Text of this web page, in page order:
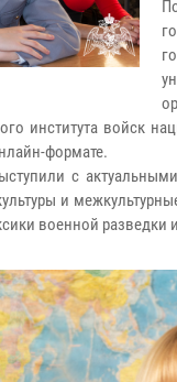
института войск
формате.
с
и
военной разведки